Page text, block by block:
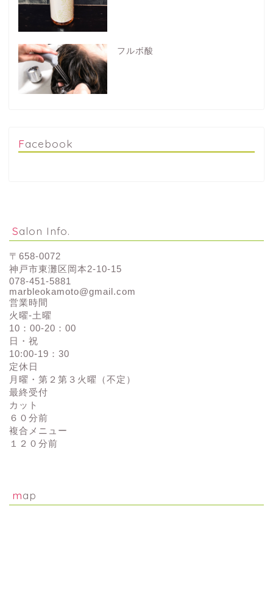
フルボ酸
Facebook
Salon Info.
〒658-0072
神戸市東灘区岡本2-10-15
078-451-5881
marbleokamoto@gmail.com
営業時間
火曜-土曜
10：00-20：00
日・祝
10:00-19：30
定休日
月曜・第２第３火曜（不定）
最終受付
カット
６０分前
複合メニュー
１２０分前
map